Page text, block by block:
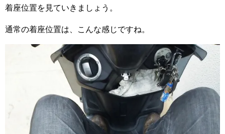
着座位置を見ていきましょう。
通常の着座位置は、こんな感じですね。